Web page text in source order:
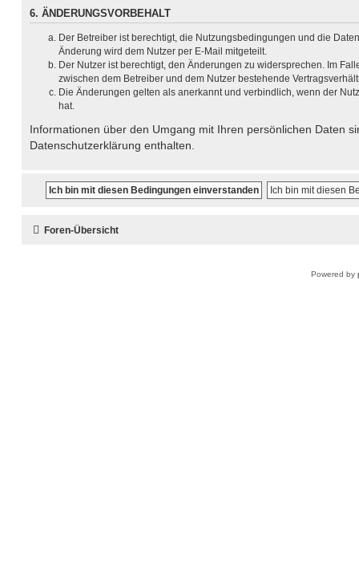
6. ÄNDERUNGSVORBEHALT
Der Betreiber ist berechtigt, die Nutzungsbedingungen und die
Änderung wird dem Nutzer per E-Mail mitgeteilt.
Der Nutzer ist berechtigt, den Änderungen zu widersprechen. Im
zwischen dem Betreiber und dem Nutzer bestehende
Die Änderungen gelten als anerkannt und verbindlich, wenn der
hat.
Informationen über den Umgang mit Ihren persönlichen Daten
Datenschutzerklärung enthalten.
Foren-Übersicht
Powered by